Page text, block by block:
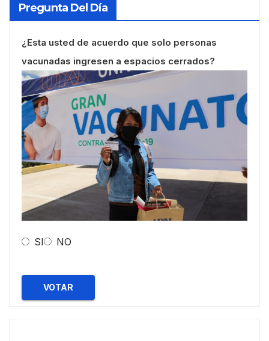
Pregunta Del Día
¿Esta usted de acuerdo que solo personas
vacunadas ingresen a espacios cerrados?
SI NO
VOTAR